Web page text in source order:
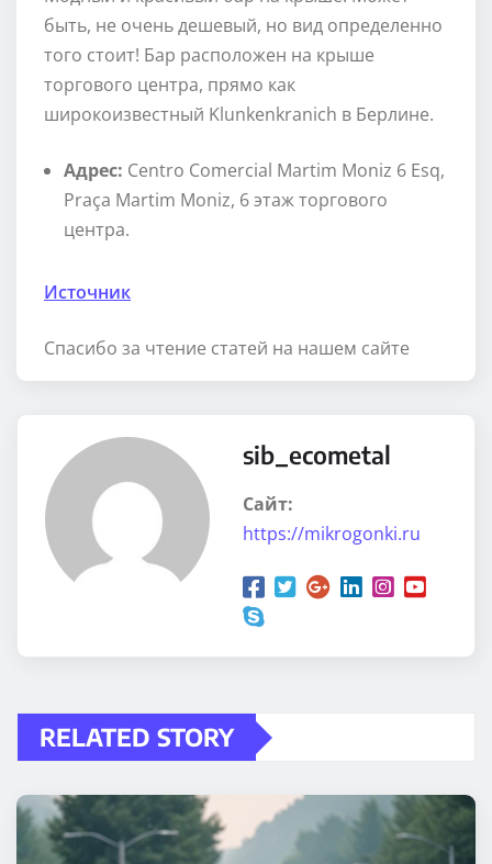
быть, не очень дешевый, но вид определенно
того стоит! Бар расположен на крыше
торгового центра, прямо как
широкоизвестный Klunkenkranich в Берлине.
Адрес: Centro Comercial Martim Moniz 6 Esq,
Praça Martim Moniz, 6 этаж торгового
центра.
Источник
Спасибо за чтение статей на нашем сайте
sib_ecometal
Сайт:
https://mikrogonki.ru
RELATED STORY